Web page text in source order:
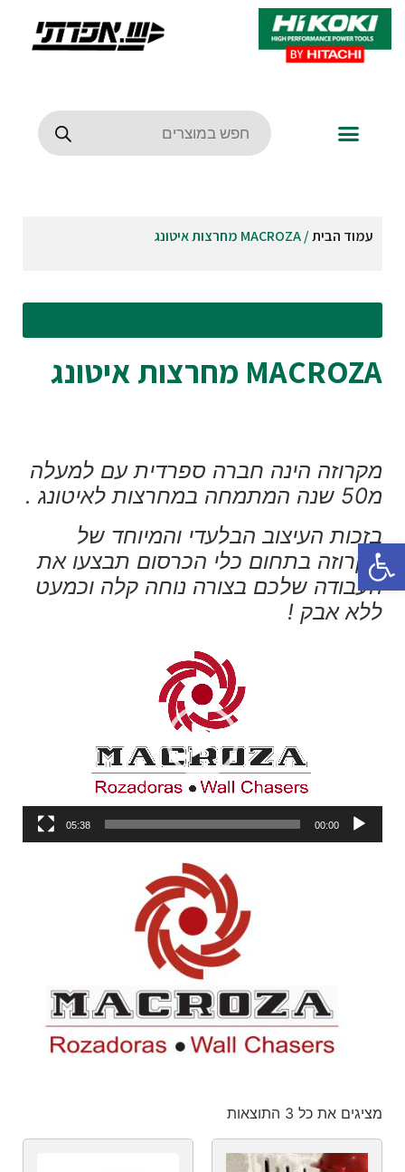
פתח סרגל נגישות
עמוד הבית/ MACROZA מחרצות איטונג
MACROZA מחרצות איטונג
מקרוזה הינה חברה ספרדית עם למעלה
מ50 שנה המתמחה במחרצות לאיטונג .
בזכות העיצוב הבלעדי והמיוחד של
מקרוזה בתחום כלי הכרסום תבצעו את
העבודה שלכם בצורה נוחה קלה וכמעט
ללא אבק !
00:00
05:38
מציגים את כל ⁦3⁩ התוצאות